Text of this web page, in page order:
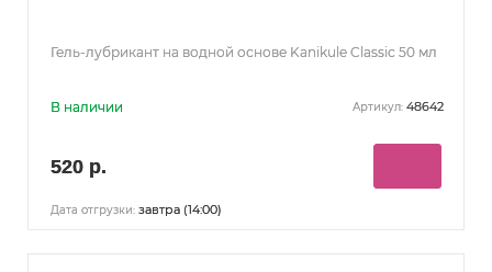
Гель-лубрикант на водной основе Kanikule Classic 50 мл
В наличии Артикул: 48642
520 р.
Дата отгрузки: завтра (14:00)